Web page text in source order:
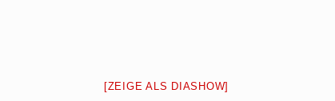
[ZEIGE ALS DIASHOW]